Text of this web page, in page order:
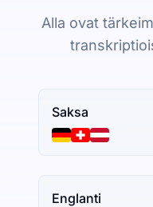
Alla ovat
Saksa
Englanti